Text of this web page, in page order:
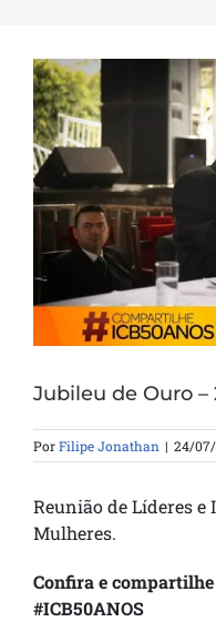
Jubileu de Ouro –
PorFilipe Jonathan | 24/
Reunião de Líderes e
Mulheres.
Confira e
#ICB50ANOS